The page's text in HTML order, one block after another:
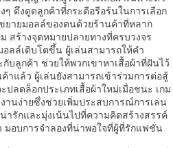
ดึงดูดลูกค้าที่กระตือรือร้นในการเลือก
ายมอลล์ของตนด้วยร้านค้าที่หลาก
สร้างจุดหมายปลายทางที่ครบวงจร
ลล์เติบโตขึ้น ผู้เล่นสามารถให้คำ
บลูกค้า ช่วยให้พวกเขาหาเสื้อผ้าที่ฝันไว้
าแล้ว ผู้เล่นยังสามารถเข้าร่วมการต่อสู้
ลดล็อกประเภทเสื้อผ้าใหม่เมื่อชนะ เกม
นง่ายซึ่งช่วยเพิ่มประสบการณ์การเล่น
ารักและมุ่งเน้นไปที่ความคิดสร้างสรรค์
มอบการจำลองที่น่าพอใจที่ผู้ที่รักแฟชั่น